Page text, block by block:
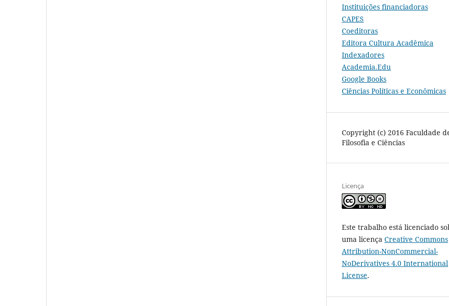
Instituições financiadoras
CAPES
Coeditoras
Editora Cultura Acadêmica
Indexadores
Academia.Edu
Google Books
Ciências Políticas e Econômicas
Copyright (c) 2016 Faculdade
Filosofia e Ciências
Licença
Este trabalho está licenciado
uma licença Creative Commons
Attribution-NonCommercial-
NoDerivatives 4.0 International
License.